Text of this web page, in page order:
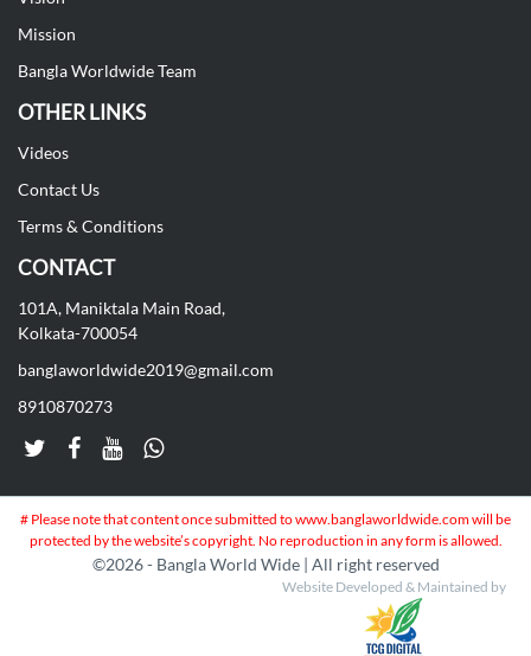
Mission
Bangla Worldwide Team
OTHER LINKS
Videos
Contact Us
Terms & Conditions
CONTACT
101A, Maniktala Main Road,
Kolkata-700054
banglaworldwide2019@gmail.com
8910870273
# Please note that content once submitted to www.banglaworldwide.com will be
protected by the website’s copyright. No reproduction in any form is allowed.
©2026 - Bangla World Wide | All right reserved
Website Developed & Maintained by